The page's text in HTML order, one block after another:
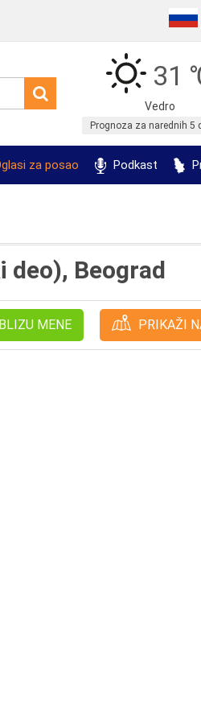
31
Vedro
Prognoza za narednih 5
za posao Podkast
deo), Beograd
BLIZU MENE PRIKAŽI